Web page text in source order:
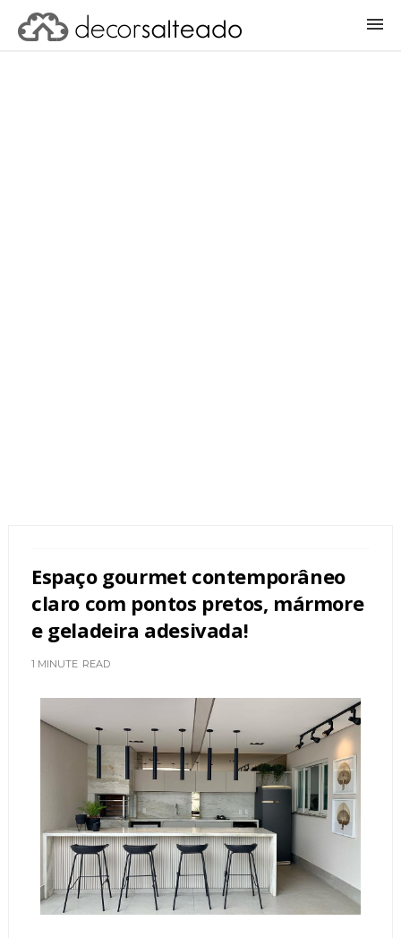
Espaço gourmet contemporâneo
claro com pontos pretos, mármore
e geladeira adesivada!
1 MINUTE READ